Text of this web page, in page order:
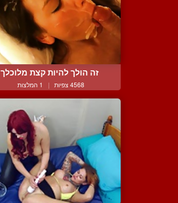
זה הולך להיות קצת מלוכלך
4568 צפיות | 1 המלצות